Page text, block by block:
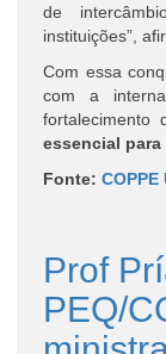
de
instituições”,
Com essa
com a
fortalecimento
essencial
Fonte: COPPE
Prof
PEQ/